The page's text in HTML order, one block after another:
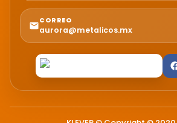
CORREO
aurora@metalicos.mx